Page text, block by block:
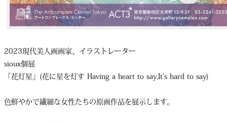
2023現代美人画画家、イラストレーター
sioux個展
「花灯星」(花に星を灯す Having a heart to say,It’s hard to say)
色鮮やかで繊細な女性たちの原画作品を展示します。